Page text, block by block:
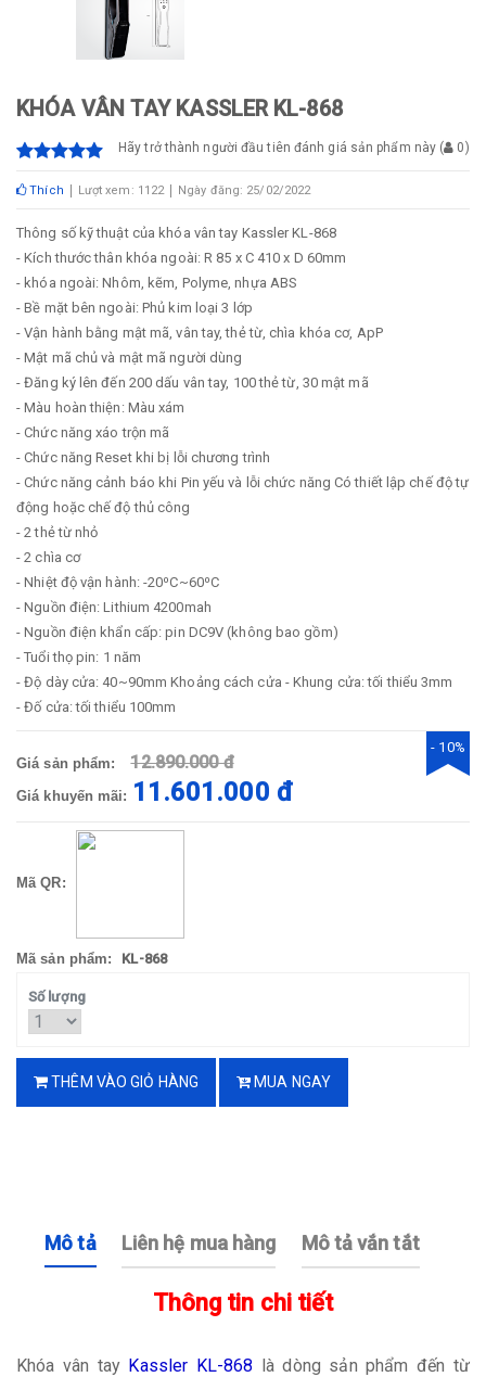
KHÓA VÂN TAY KASSLER KL-868
Hãy trở thành người đầu tiên đánh giá sản phẩm này ( 0)
Thích Lượt xem: 1122 Ngày đăng: 25/02/2022
Thông số kỹ thuật của khóa vân tay Kassler KL-868
- Kích thước thân khóa ngoài: R 85 x C 410 x D 60mm
- khóa ngoài: Nhôm, kẽm, Polyme, nhựa ABS
- Bề mặt bên ngoài: Phủ kim loại 3 lớp
- Vận hành bằng mật mã, vân tay, thẻ từ, chìa khóa cơ, ApP
- Mật mã chủ và mật mã người dùng
- Đăng ký lên đến 200 dấu vân tay, 100 thẻ từ, 30 mật mã
- Màu hoàn thiện: Màu xám
- Chức năng xáo trộn mã
- Chức năng Reset khi bị lỗi chương trình
- Chức năng cảnh báo khi Pin yếu và lỗi chức năng Có thiết lập chế độ tự
động hoặc chế độ thủ công
- 2 thẻ từ nhỏ
- 2 chìa cơ
- Nhiệt độ vận hành: -20⁰C~60⁰C
- Nguồn điện: Lithium 4200mah
- Nguồn điện khẩn cấp: pin DC9V (không bao gồm)
- Tuổi thọ pin: 1 năm
- Độ dày cửa: 40~90mm Khoảng cách cửa - Khung cửa: tối thiểu 3mm
- Đố cửa: tối thiểu 100mm
Giá sản phẩm: 12.890.000 đ
Giá khuyến mãi: 11.601.000 đ
- 10%
Mã QR:
Mã sản phẩm: KL-868
Số lượng
THÊM VÀO GIỎ HÀNG MUA NGAY
Mô tả Liên hệ mua hàng Mô tả vắn tắt
Thông tin chi tiết
Khóa vân tay Kassler KL-868 là dòng sản phẩm đến từ